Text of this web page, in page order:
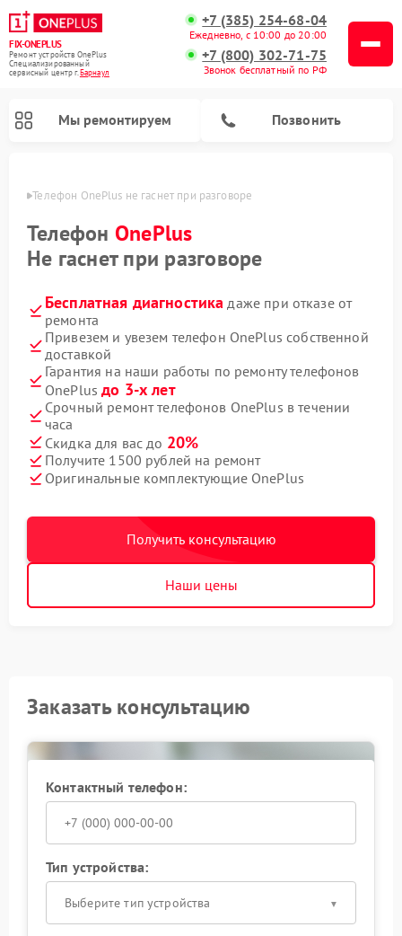
FIX-ONEPLUS
Ремонт устройств OnePlus
Специализированный
cервисный центр г.Барнаул
+7 (385) 254-68-04
Ежедневно, с 10:00 до 20:00
+7 (800) 302-71-75
Звонок бесплатный по РФ
Мы ремонтируем Позвонить
Телефон OnePlus не гаснет при разговоре
Телефон OnePlus
Не гаснет при разговоре
Бесплатная диагностика даже при отказе от
ремонта
Привезем и увезем телефон OnePlus собственной
доставкой
Гарантия на наши работы по ремонту телефонов
OnePlusдо 3-х лет
Срочный ремонт телефонов OnePlus в течении
часа
Скидка для вас до 20%
Получите 1500 рублей на ремонт
Оригинальные комплектующие OnePlus
Получить консультацию
Наши цены
Заказать консультацию
Контактный телефон:
Тип устройства:
Выберите тип устройства